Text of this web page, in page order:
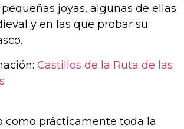
joyas, algunas de ellas
y en las que probar su
Castillos de la Ruta de las
como prácticamente toda la